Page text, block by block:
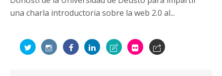
una charla introductoria sobre la web 2.0 al...